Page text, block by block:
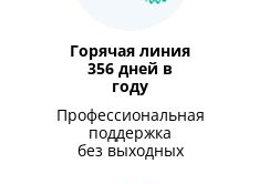
Горячая линия
356 дней в
году
Профессиональная
поддержка
без выходных